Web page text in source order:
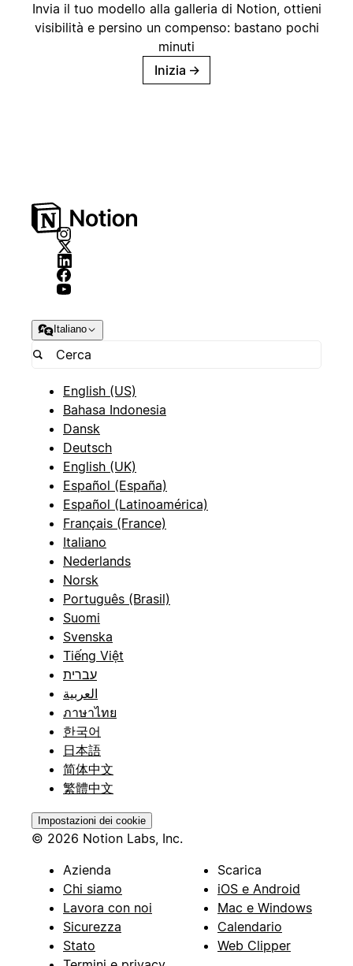
Invia il tuo modello alla galleria di Notion, ottieni
visibilità e persino un compenso: bastano pochi
minuti
Inizia →
Italiano
English (US)
Bahasa Indonesia
Dansk
Deutsch
English (UK)
Español (España)
Español (Latinoamérica)
Français (France)
Italiano
Nederlands
Norsk
Português (Brasil)
Suomi
Svenska
Tiếng Việt
עברית
العربية
ภาษาไทย
한국어
日本語
简体中文
繁體中文
Impostazioni dei cookie
© 2026 Notion Labs, Inc.
Azienda
Chi siamo
Lavora con noi
Sicurezza
Stato
Scarica
iOS e Android
Mac e Windows
Calendario
Web Clipper